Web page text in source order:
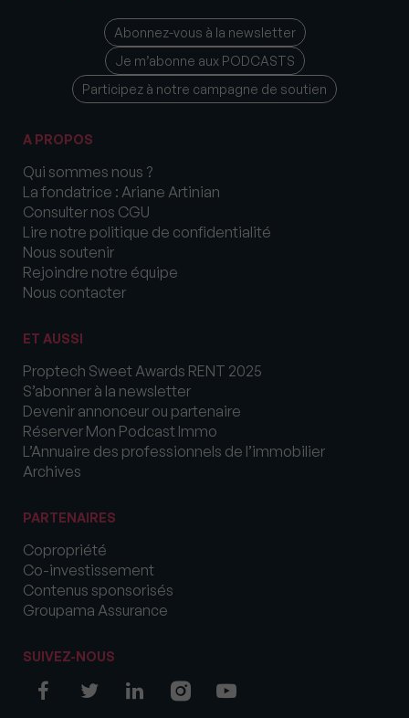
Abonnez-vous à la newsletter
Je m’abonne aux PODCASTS
Participez à notre campagne de soutien
A PROPOS
Qui sommes nous ?
La fondatrice : Ariane Artinian
Consulter nos CGU
Lire notre politique de confidentialité
Nous soutenir
Rejoindre notre équipe
Nous contacter
ET AUSSI
Proptech Sweet Awards RENT 2025
S’abonner à la newsletter
Devenir annonceur ou partenaire
Réserver Mon Podcast Immo
L’Annuaire des professionnels de l’immobilier
Archives
PARTENAIRES
Copropriété
Co-investissement
Contenus sponsorisés
Groupama Assurance
SUIVEZ-NOUS